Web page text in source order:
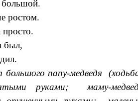
ростом.
был,
папу-медведя
руками; маму-